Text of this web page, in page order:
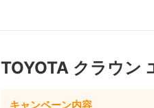
TOYOTA クラウン
キャンペーン内容